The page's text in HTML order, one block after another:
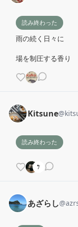
読み終わった
雨の続く日々に
場を制圧する香り
Kitsune@
読み終わった
あざらし@